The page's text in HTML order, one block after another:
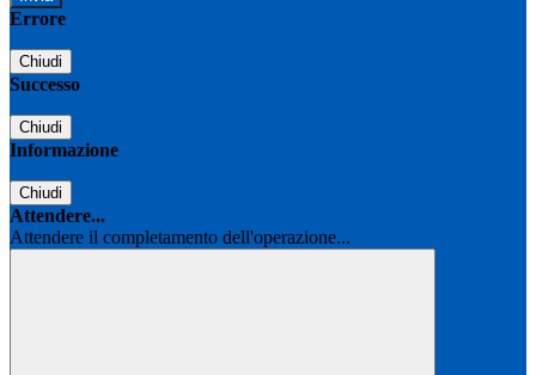
Errore
Chiudi
Successo
Chiudi
Informazione
Chiudi
Attendere...
Attendere il completamento dell'operazione...